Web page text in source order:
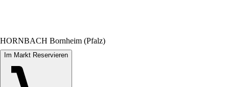
HORNBACH Bornheim (Pfalz)
Im Markt Reservieren